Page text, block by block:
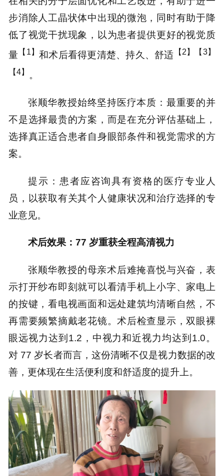
步消除人工晶状体中出现的微泡，同时有助于降
低了视觉干扰现象，以为患者提供更好的视觉质
量 【1】 和术后看得更清楚、持久、舒适 【2】【3】
【4】 。
张顺华教授始终坚持医疗本质：最重要的并
不是选择最贵的方案，而是在充分评估基础上，
选择真正适合患者自身眼部条件和视觉需求的方
案。
提示：患者应咨询具有资格的医疗专业人
员，以获取有关其个人健康状况和治疗选择的专
业意见。
术后效果：77 岁重获全程高清视力
张顺华教授的母亲术后难掩喜悦与兴奋，表
示打开纱布即刻就可以看清手机上小字、家电上
的按键，看电视画面和远处建筑均清晰自然，不
再需要频繁摘戴老花镜。术后检查显示，双眼裸
眼远视力达到1.2，中视力和近视力均达到1.0。
对 77 岁长者而言，这份清晰不仅是视力数据的改
善，更体现在生活便利度和舒适度的提升上。